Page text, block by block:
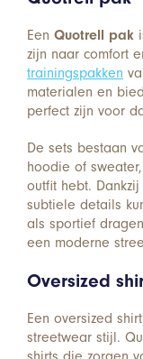
Een Quotrell pak
zijn naar comfort
trainingspakken
materialen en
perfect zijn voor
De sets bestaan
hoodie of
outfit hebt.
subtiele details
als sportief
een moderne
Oversized
Een oversized
streetwear stijl.